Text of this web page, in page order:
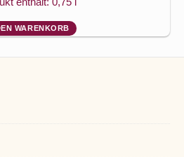
enthält: 0,75
WARENKORB